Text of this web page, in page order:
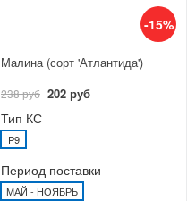
-15%
Малина (сорт 'Атлантида')
238 руб 202 руб
Тип КС
P9
Период поставки
МАЙ - НОЯБРЬ